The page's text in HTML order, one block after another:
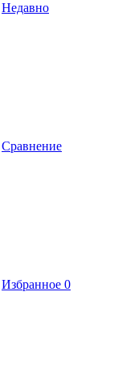
Недавно
Сравнение
Избранное 0